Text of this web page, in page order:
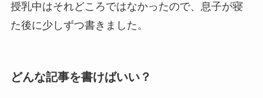
授乳中はそれどころではなかったので、息子が寝
た後に少しずつ書きました。
どんな記事を書けばいい？